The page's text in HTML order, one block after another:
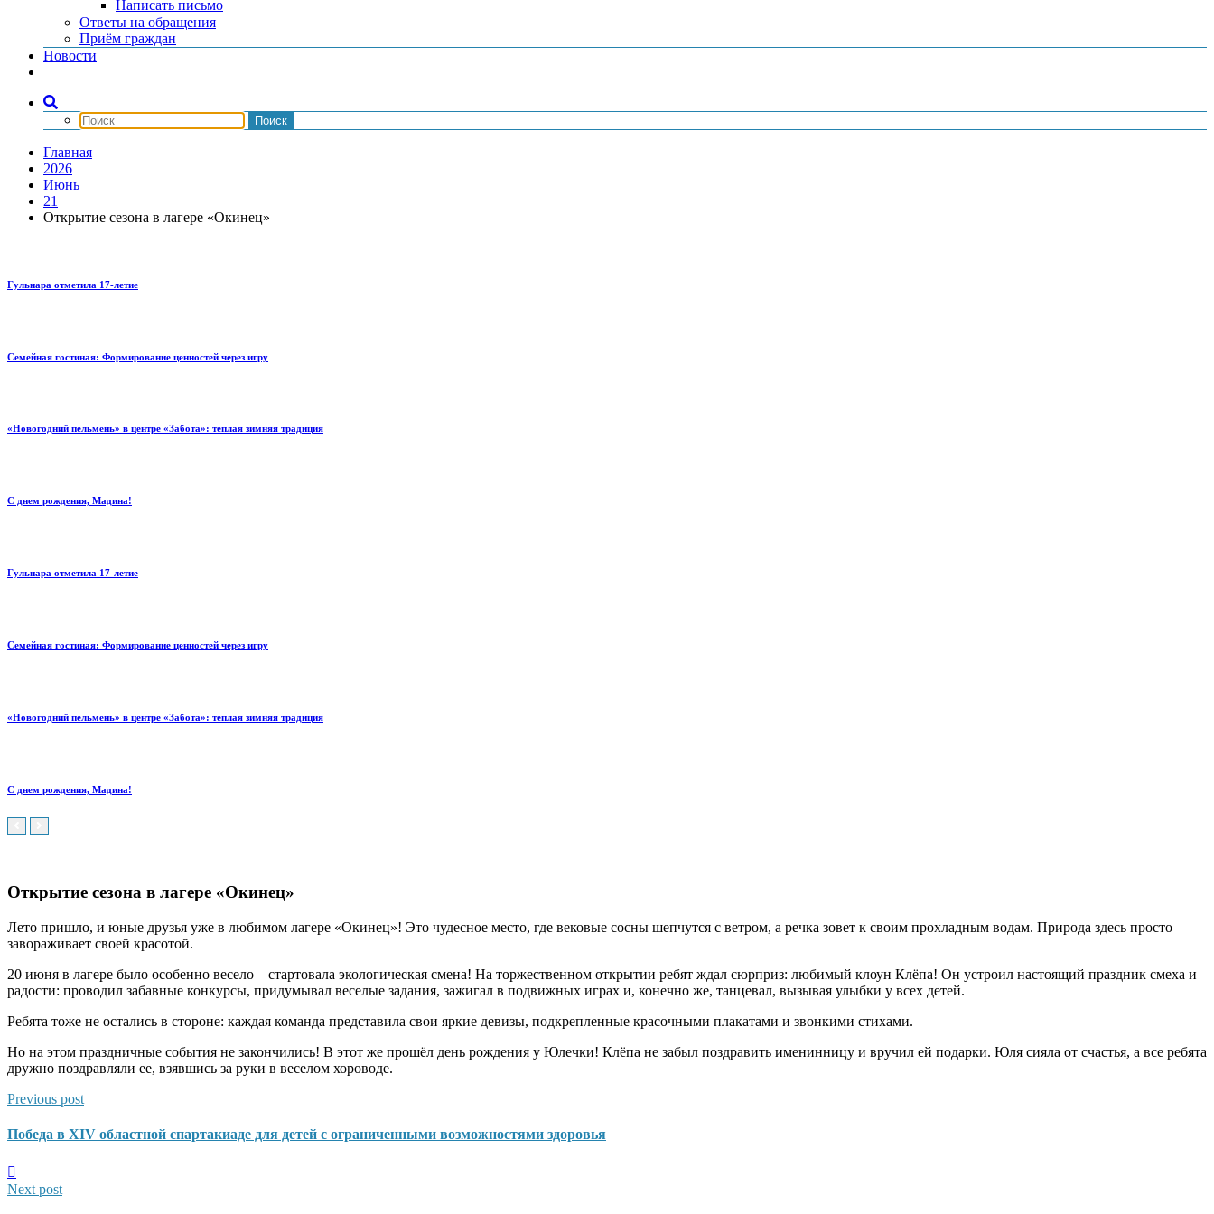
Написать письмо
Ответы на обращения
Приём граждан
Новости
Главная
2026
Июнь
21
Открытие сезона в лагере «Окинец»
Гульнара отметила 17‑летие
Семейная гостиная: Формирование ценностей через игру
«Новогодний пельмень» в центре «Забота»: теплая зимняя традиция
С днем рождения, Мадина!
Гульнара отметила 17‑летие
Семейная гостиная: Формирование ценностей через игру
«Новогодний пельмень» в центре «Забота»: теплая зимняя традиция
С днем рождения, Мадина!
Открытие сезона в лагере «Окинец»
Лето пришло, и юные друзья уже в любимом лагере «Окинец»! Это чудесное место, где вековые сосны шепчутся с ветром, а речка зовет к своим прохладным водам. Природа здесь просто
завораживает своей красотой.
20 июня в лагере было особенно весело – стартовала экологическая смена! На торжественном открытии ребят ждал сюрприз: любимый клоун Клёпа! Он устроил настоящий праздник смеха и
радости: проводил забавные конкурсы, придумывал веселые задания, зажигал в подвижных играх и, конечно же, танцевал, вызывая улыбки у всех детей.
Ребята тоже не остались в стороне: каждая команда представила свои яркие девизы, подкрепленные красочными плакатами и звонкими стихами.
Но на этом праздничные события не закончились! В этот же прошёл день рождения у Юлечки! Клёпа не забыл поздравить именинницу и вручил ей подарки. Юля сияла от счастья, а все ребята
дружно поздравляли ее, взявшись за руки в веселом хороводе.
Previous post
Победа в XIV областной спартакиаде для детей с ограниченными возможностями здоровья
Next post